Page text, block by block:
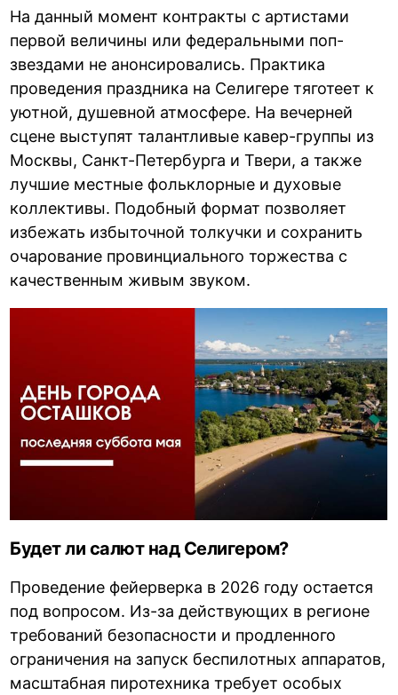
На данный момент контракты с артистами
первой величины или федеральными поп-
звездами не анонсировались. Практика
проведения праздника на Селигере тяготеет к
уютной, душевной атмосфере. На вечерней
сцене выступят талантливые кавер-группы из
Москвы, Санкт-Петербурга и Твери, а также
лучшие местные фольклорные и духовые
коллективы. Подобный формат позволяет
избежать избыточной толкучки и сохранить
очарование провинциального торжества с
качественным живым звуком.
Будет ли салют над Селигером?
Проведение фейерверка в 2026 году остается
под вопросом. Из-за действующих в регионе
требований безопасности и продленного
ограничения на запуск беспилотных аппаратов,
масштабная пиротехника требует особых